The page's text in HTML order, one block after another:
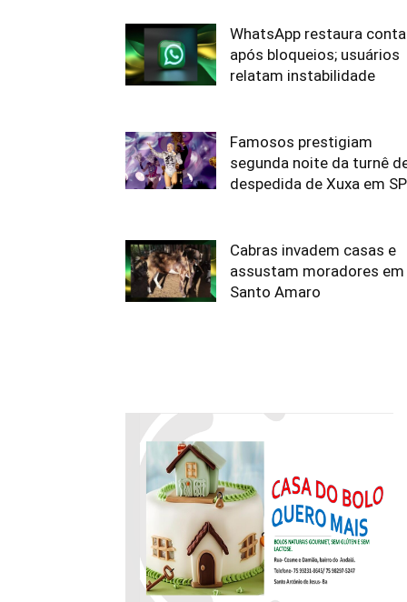
WhatsApp restaura
após bloqueios; usuários
relatam instabilidade
Famosos prestigiam
segunda noite da turnê
despedida de Xuxa em SP
Cabras invadem casas e
assustam moradores em
Santo Amaro